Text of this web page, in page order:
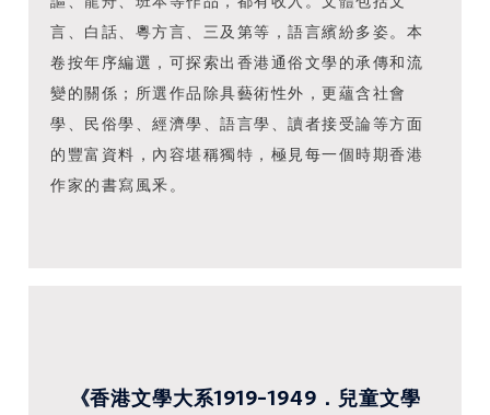
言、白話、粵方言、三及第等，語言繽紛多姿。本
卷按年序編選，可探索出香港通俗文學的承傳和流
變的關係；所選作品除具藝術性外，更蘊含社會
學、民俗學、經濟學、語言學、讀者接受論等方面
的豐富資料，內容堪稱獨特，極見每一個時期香港
作家的書寫風釆。
《香港文學大系1919-1949．兒童文學